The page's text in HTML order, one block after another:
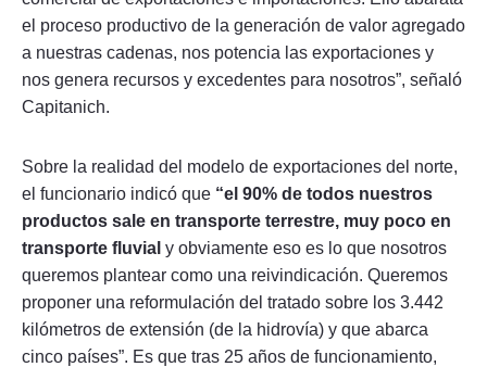
el proceso productivo de la generación de valor agregado
a nuestras cadenas, nos potencia las exportaciones y
nos genera recursos y excedentes para nosotros”, señaló
Capitanich.
Sobre la realidad del modelo de exportaciones del norte,
el funcionario indicó que “el 90% de todos nuestros
productos sale en transporte terrestre, muy poco en
transporte fluvial y obviamente eso es lo que nosotros
queremos plantear como una reivindicación. Queremos
proponer una reformulación del tratado sobre los 3.442
kilómetros de extensión (de la hidrovía) y que abarca
cinco países”. Es que tras 25 años de funcionamiento,